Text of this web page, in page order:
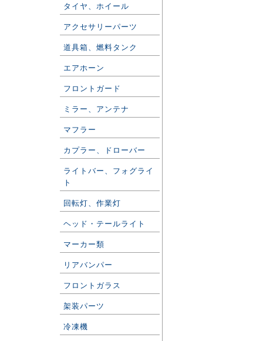
タイヤ、ホイール
アクセサリーパーツ
道具箱、燃料タンク
エアホーン
フロントガード
ミラー、アンテナ
マフラー
カプラー、ドローバー
ライトバー、フォグライ
ト
回転灯、作業灯
ヘッド・テールライト
マーカー類
リアバンパー
フロントガラス
架装パーツ
冷凍機